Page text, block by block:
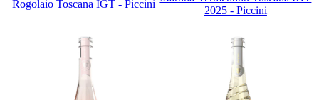
Rogolaio Toscana IGT - Piccini
2025 - Piccini